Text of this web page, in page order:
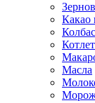
Какао
Масла